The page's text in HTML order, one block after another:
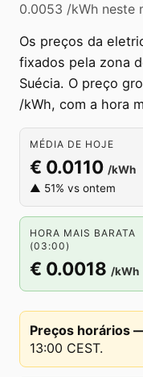
0.0053 /kWh neste
Os preços da
fixados pela zona
Suécia. O preço
/kWh, com a hora
MÉDIA DE HOJE
€ 0.0110 /kWh
▲ 51% vs ontem
HORA MAIS BARATA
(03:00)
€ 0.0018 /kWh
Preços horários
13:00 CEST.